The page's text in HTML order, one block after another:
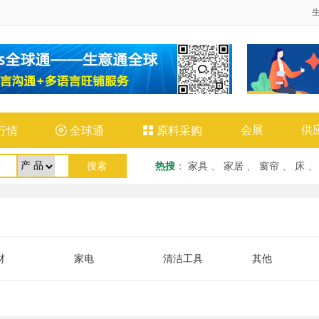
情  全球通  原料采购 会展 供
热搜 ： 家具 家居 窗帘 床
家电 清洁工具 其他